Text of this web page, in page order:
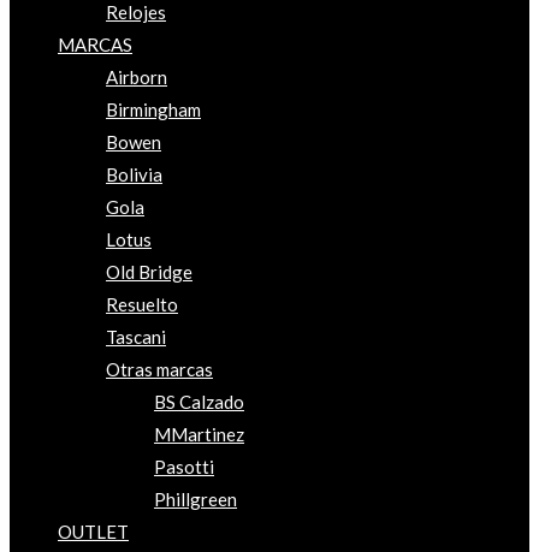
Relojes
MARCAS
Airborn
Birmingham
Bowen
Bolivia
Gola
Lotus
Old Bridge
Resuelto
Tascani
Otras marcas
BS Calzado
MMartinez
Pasotti
Phillgreen
OUTLET